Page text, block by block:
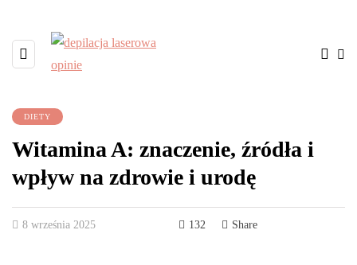
DIETY
Witamina A: znaczenie, źródła i
wpływ na zdrowie i urodę
8 września 2025 132 Share